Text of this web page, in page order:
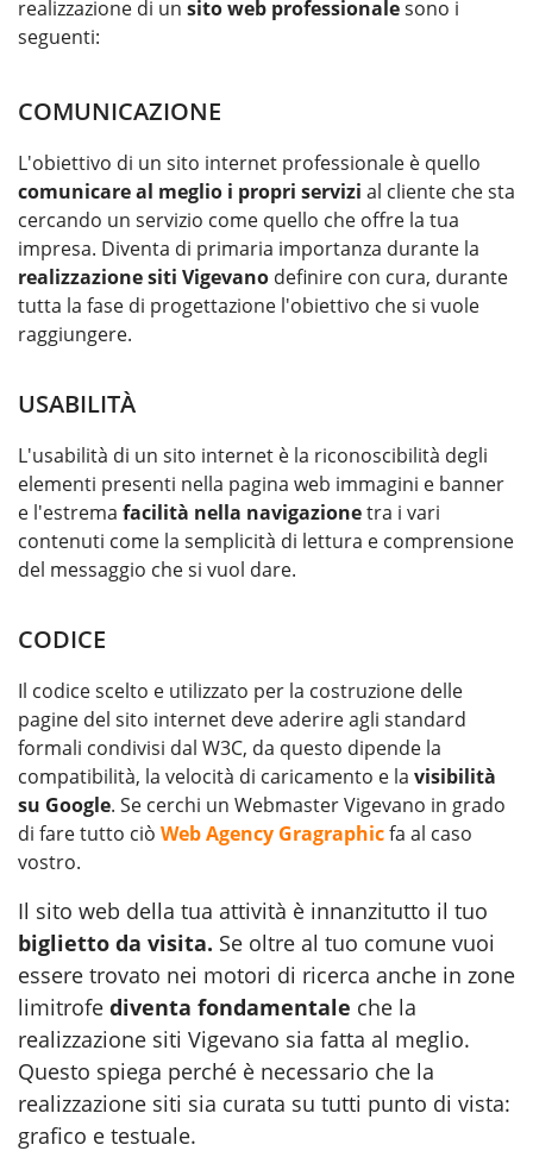
realizzazione di un sito web professionalesono i
seguenti:
COMUNICAZIONE
L'obiettivo di un sito internet professionale è quello
comunicare al meglio i propri servizi al cliente che sta
cercando un servizio come quello che offre la tua
impresa. Diventa di primaria importanza durante la
realizzazione siti Vigevano definire con cura, durante
tutta la fase di progettazione l'obiettivo che si vuole
raggiungere.
USABILITÀ
L'usabilità di un sito internet è la riconoscibilità degli
elementi presenti nella pagina web immagini e banner
e l'estrema facilità nella navigazionetra i vari
contenuti come la semplicità di lettura e comprensione
del messaggio che si vuol dare.
CODICE
Il codice scelto e utilizzato per la costruzione delle
pagine del sito internet deve aderire agli standard
formali condivisi dal W3C, da questo dipende la
compatibilità, la velocità di caricamento e la visibilità
su Google. Se cerchi un Webmaster Vigevano in grado
di fare tutto ciò Web Agency Gragraphicfa al caso
vostro.
Il sito web della tua attività è innanzitutto il tuo
biglietto da visita. Se oltre al tuo comune vuoi
essere trovato nei motori di ricerca anche in zone
limitrofe diventa fondamentale che la
realizzazione siti Vigevano sia fatta al meglio.
Questo spiega perché è necessario che la
realizzazione siti sia curata su tutti punto di vista:
grafico e testuale.